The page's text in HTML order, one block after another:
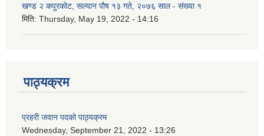
खण्ड २ कपुरकोट, सल्यान पौष १३ गते, २०७६ साल - संख्या १
मिति: Thursday, May 19, 2022 - 14:16
पाठ्यक्रम
प्रहरी जवान पदको पाठ्यक्रम
Wednesday, September 21, 2022 - 13:26